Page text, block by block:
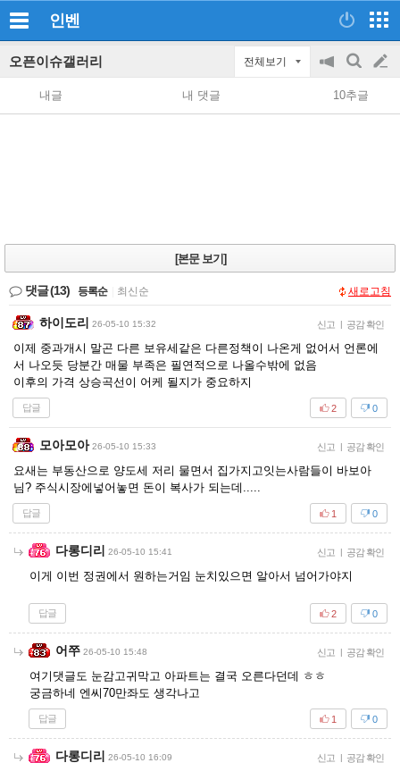
인벤
오픈이슈갤러리 전체보기
공
지
on/off
검
색
글
쓰
내글 내 댓글 10추글
[본문 보기]
댓글(13) 등록순 최신순 새로고침
하이도리 26-05-10 15:32 신고 | 공감 확인
이제 중과개시 말곤 다른 보유세같은 다른정책이 나온게 없어서 언론에
서 나오듯 당분간 매물 부족은 필연적으로 나올수밖에 없음
이후의 가격 상승곡선이 어케 될지가 중요하지
답글 0
2
모아모아 26-05-10 15:33 신고 | 공감 확인
요새는 부동산으로 양도세 저리 물면서 집가지고잇는사람들이 바보아
님? 주식시장에넣어놓면 돈이 복사가 되는데.....
답글 0
1
다롱디리 26-05-10 15:41 신고 | 공감 확인
이게 이번 정권에서 원하는거임 눈치있으면 알아서 넘어가야지
답글 0
2
어쭈 26-05-10 15:48 신고 | 공감 확인
여기댓글도 눈감고귀막고 아파트는 결국 오른다던데 ㅎㅎ
궁금하네 엔씨70만좌도 생각나고
답글 0
1
다롱디리 26-05-10 16:09 신고 | 공감 확인